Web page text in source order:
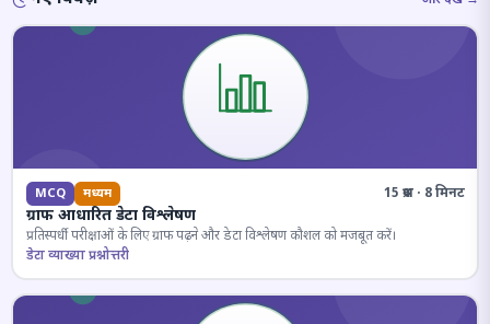
MCQ मध्यम 15 प्रश्न · 8 मिनट
ग्राफ आधारित डेटा विश्लेषण
प्रतिस्पर्धी परीक्षाओं के लिए ग्राफ पढ़ने और डेटा विश्लेषण कौशल को मजबूत करें।
डेटा व्याख्या प्रश्नोत्तरी